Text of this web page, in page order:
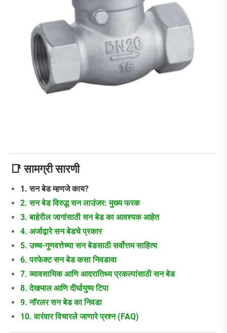
📑 सामग्री सारणी
1. सन बेड म्हणजे काय?
2. सन बेड विरुद्ध सन लाउंजर: मुख्य फरक
3. बाहेरील जागांसाठी सन बेड का आवश्यक आहेत
4. अर्जाद्वारे सन बेडचे प्रकार
5. उच्च-गुणवत्तेच्या सन बेडसाठी सर्वोत्तम साहित्य
6. परफेक्ट सन बेड कसा निवडावा
7. व्यावसायिक आणि आदरातिथ्य प्रकल्पांसाठी सन बेड
8. देखभाल आणि दीर्घायुष्य टिपा
9. नॉरलर सन बेड का निवडा
10. वारंवार विचारले जाणारे प्रश्न (FAQ)